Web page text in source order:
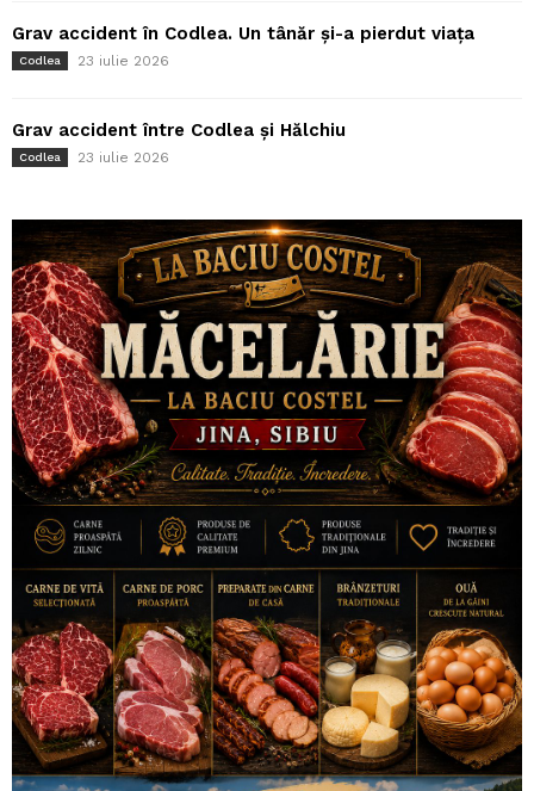
Grav accident în Codlea. Un tânăr și-a pierdut viața
Codlea 23 iulie 2026
Grav accident între Codlea și Hălchiu
Codlea 23 iulie 2026